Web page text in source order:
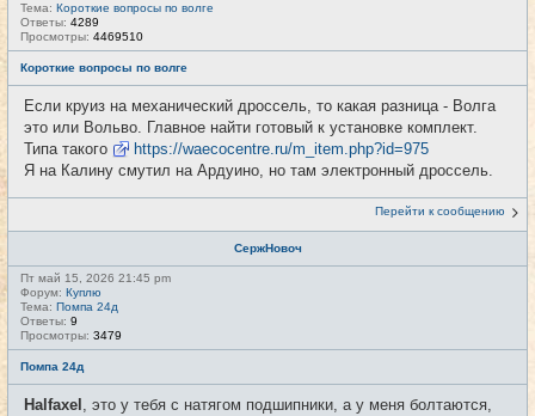
Тема: Короткие вопросы по волге
Ответы: 4289
Просмотры: 4469510
Короткие вопросы по волге
Если круиз на механический дроссель, то какая разница - Волга
это или Вольво. Главное найти готовый к установке комплект.
Типа такого
https://waecocentre.ru/m_item.php?id=975
Я на Калину смутил на Ардуино, но там электронный дроссель.
Перейти к сообщению
СержНовоч
Пт май 15, 2026 21:45 pm
Форум: Куплю
Тема: Помпа 24д
Ответы: 9
Просмотры: 3479
Помпа 24д
Halfaxel , это у тебя с натягом подшипники, а у меня болтаются,